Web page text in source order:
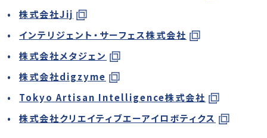
株式会社Jij
インテリジェント・サーフェス株式会社
株式会社メタジェン
株式会社digzyme
Tokyo Artisan Intelligence株式会社
株式会社クリエイティブエーアイロボティクス